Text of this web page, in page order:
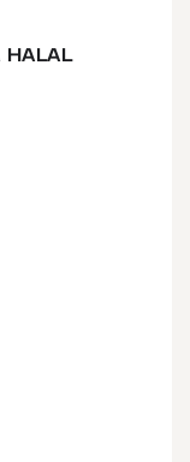
HALAL